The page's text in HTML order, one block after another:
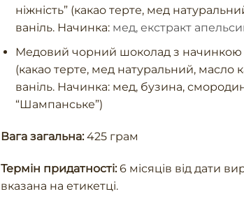
ніжність” (какао терте, мед
ваніль. Начинка:мед, екстракт
Медовий чорний шоколад з начинкою
(какао терте, мед натуральний, масло
ваніль. Начинка: мед, бузина,
“Шампанське”)
Вага загальна:425 грам
Термін придатності:6 місяців від дати
вказана на етикетці.